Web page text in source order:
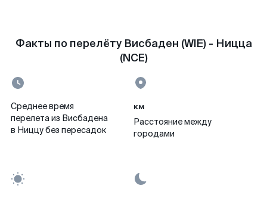
Факты по перелёту Висбаден (WIE) - Ницца
(NCE)
Среднее время
перелета из Висбадена
в Ниццу без пересадок
км
Расстояние между
городами